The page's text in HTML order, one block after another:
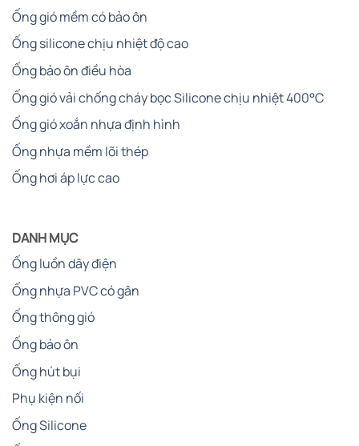
Ống gió mềm có bảo ôn
Ống silicone chịu nhiệt độ cao
Ống bảo ôn điều hòa
Ống gió vải chống cháy bọc Silicone chịu nhiệt 400°C
Ống gió xoắn nhựa định hình
Ống nhựa mềm lõi thép
Ống hơi áp lực cao
DANH MỤC
Ống luồn dây điện
Ống nhựa PVC có gân
Ống thông gió
Ống bảo ôn
Ống hút bụi
Phụ kiện nối
Ống Silicone